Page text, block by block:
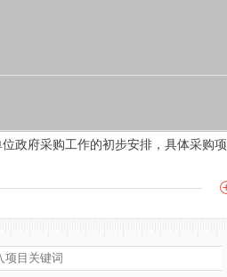
政府采购工作的初步安排，具体采购